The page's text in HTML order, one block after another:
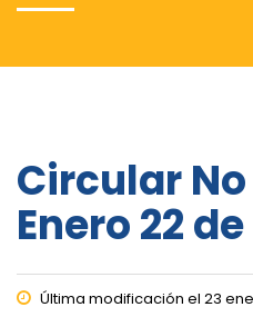
Circular
Enero 22
Última modificación el 23